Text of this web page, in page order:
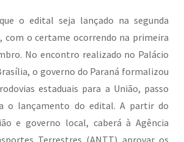
o edital seja lançado na segunda
com o certame ocorrendo na primeira
No encontro realizado no Palácio
o governo do Paraná formalizou
estaduais para a União, passo
o lançamento do edital. A partir do
e governo local, caberá à Agência
Terrestres (ANTT) aprovar os